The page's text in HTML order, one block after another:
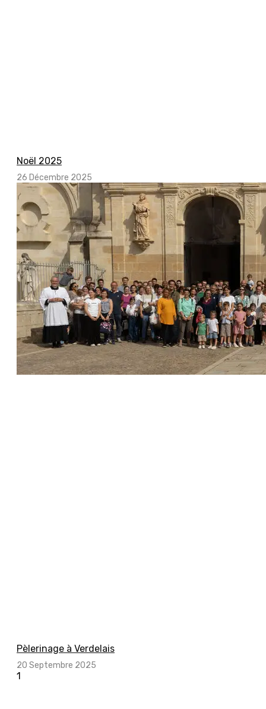
Noël 2025
26 Décembre 2025
Pèlerinage à Verdelais
20 Septembre 2025